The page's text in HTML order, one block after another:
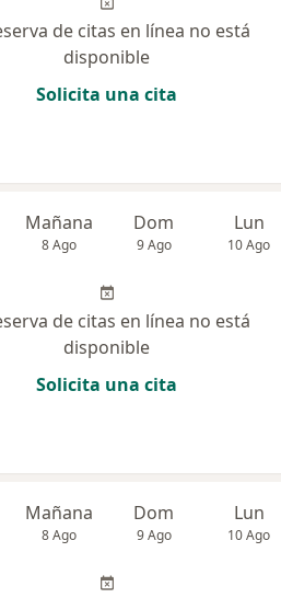
de citas en línea no está
disponible
Solicita una cita
Mañana
8 Ago
Dom
9 Ago
Lun
10 Ago
de citas en línea no está
disponible
Solicita una cita
Mañana
8 Ago
Dom
9 Ago
Lun
10 Ago